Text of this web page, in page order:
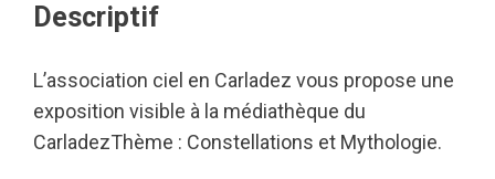
Descriptif
L’association ciel en Carladez vous propose une
exposition visible à la médiathèque du
CarladezThème : Constellations et Mythologie.